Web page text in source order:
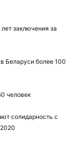
заключения за
Беларуси более 100
человек
солидарность с